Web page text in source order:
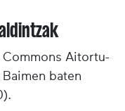
Aitortu-
baten